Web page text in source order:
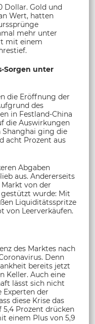
Dollar. Gold und
Wert, hatten
mehr unter
mit einem
Sorgen unter
die Eröffnung der
des
in Festland-China
die Auswirkungen
Shanghai ging die
acht Prozent aus
Abgaben
aus. Andererseits
Markt von der
wurde: Mit
Liquiditätsspritze
von Leerverkäufen.
des Marktes nach
Denn
bereits jetzt
Keller. Auch eine
lässt sich nicht
Experten der
diese Krise das
5,4 Prozent drücken
einem Plus von 5,9